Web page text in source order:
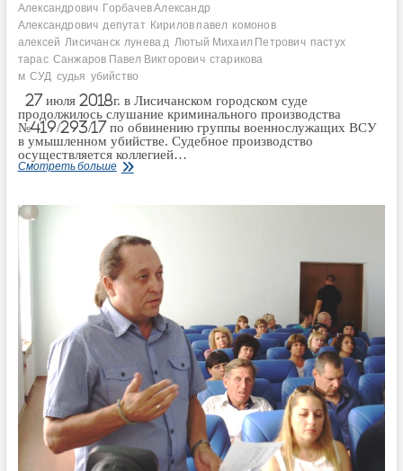
Александрович Горбачев Александр
Александрович депутат Кирилов павел комонов
алексей Лисичанск лунева д Лютый Михаил Петрович пастух
тарас Санжаров Павел Викторович старикова
м СУД судья убийство
27 июля 2018г. в Лисичанском городском суде
продолжилось слушание криминального производства
№419/293/17 по обвинению группы военнослужащих ВСУ
в умышленном убийстве. Судебное производство
осуществляется коллегией…
Смотреть большеКак
слушалось
умышленном
убийстве
в
Лисичанском
горсуде
27
июля?
(Видео)